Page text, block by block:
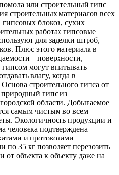
или строительный гипс
строительных материалов всех
гипсовых блоков, сухих
работах гипсовые
для заделки штроб,
Плюс этого материала в
– поверхности,
могут впитывать
влагу, когда в
строительного гипса от
гипс из
области. Добываемое
самым чистым во всем
Экологичность продукции и
человека подтверждена
и протоколами
35 кг позволяет перевозить
объекта к объекту даже на